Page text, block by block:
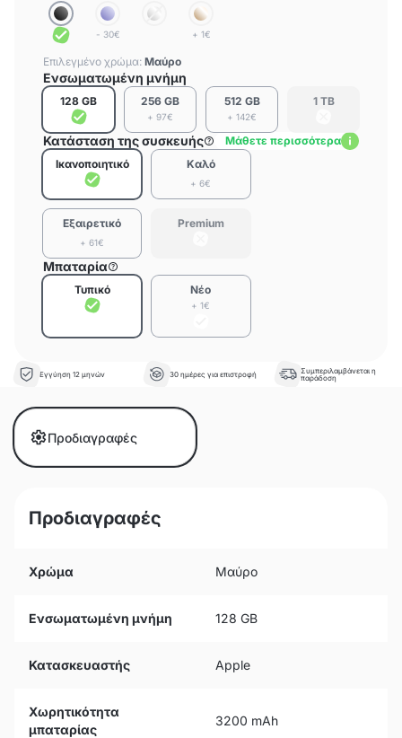
- 30€ + 1€
Επιλεγμένο χρώμα: Μαύρο
Ενσωματωμένη μνήμη
128 GB 256 GB
+ 97€
512 GB
+ 142€
1 TB
Κατάσταση της συσκευής
Μάθετε περισσότερα
Ικανοποιητικό
Καλό
+ 6€
Εξαιρετικό
+ 61€
Premium
Μπαταρία
Τυπικό Νέο
+ 1€
Εγγύηση 12 μηνών 30 ημέρες για επιστροφή
Συμπεριλαμβάνεται η
παράδοση
Προδιαγραφές
Προδιαγραφές
Χρώμα Μαύρο
Ενσωματωμένη μνήμη 128 GB
Κατασκευαστής Apple
Χωρητικότητα
μπαταρίας
3200 mAh